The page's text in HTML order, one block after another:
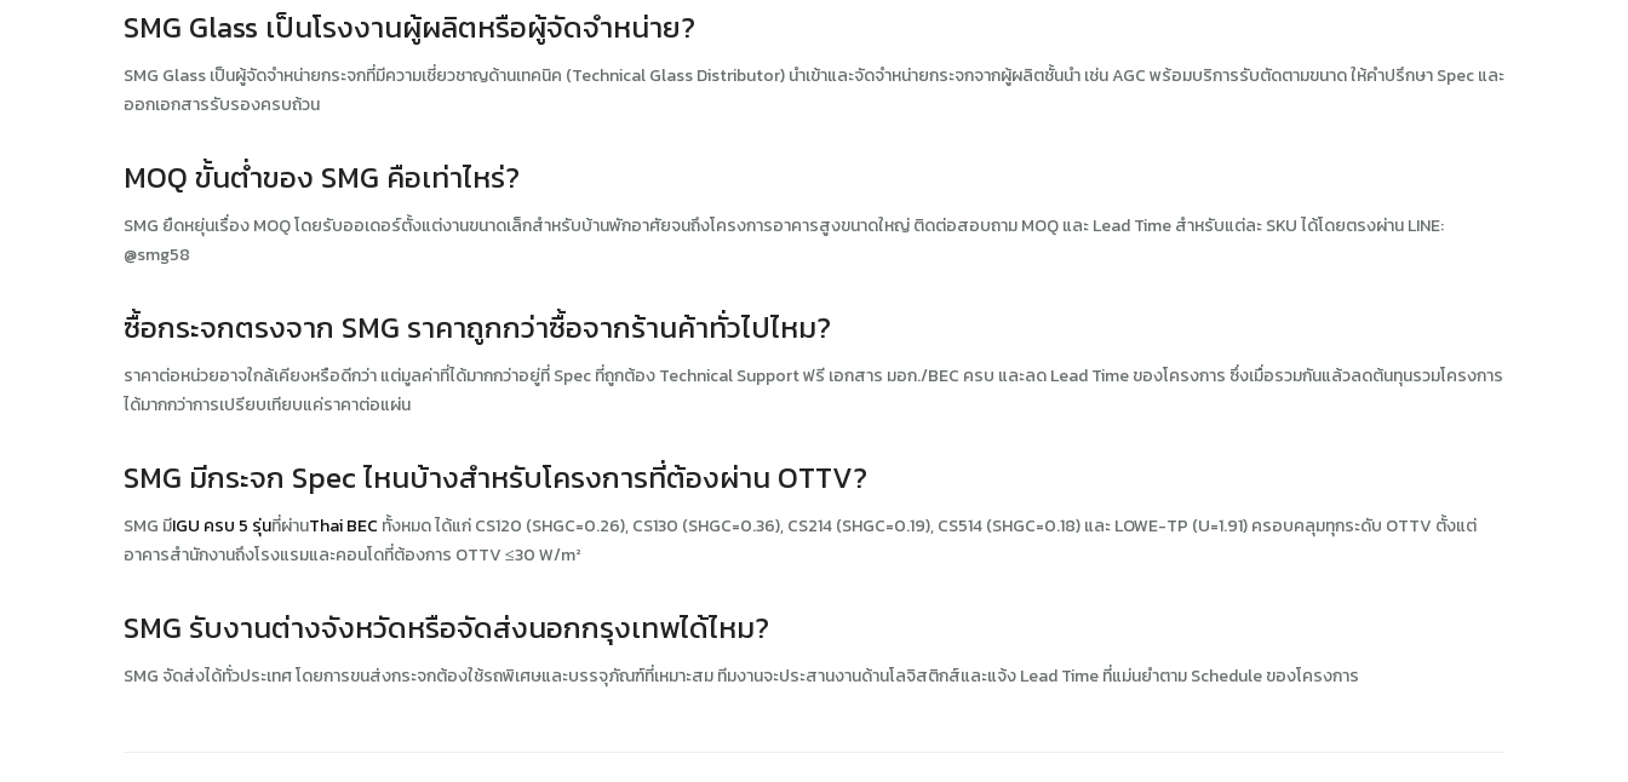
SMG Glass เป็นโรงงานผู้ผลิตหรือผู้จัดจำหน่าย?
SMG Glass เป็นผู้จัดจำหน่ายกระจกที่มีความเชี่ยวชาญด้านเทคนิค (Technical Glass Distributor) นำเข้าและจัดจำหน่ายกระจกจากผู้ผลิตชั้นนำ เช่น AGC พร้อมบริการรับตัดตามขนาด ให้คำปรึกษา Spec และ
ออกเอกสารรับรองครบถ้วน
MOQ ขั้นต่ำของ SMG คือเท่าไหร่?
SMG ยืดหยุ่นเรื่อง MOQ โดยรับออเดอร์ตั้งแต่งานขนาดเล็กสำหรับบ้านพักอาศัยจนถึงโครงการอาคารสูงขนาดใหญ่ ติดต่อสอบถาม MOQ และ Lead Time สำหรับแต่ละ SKU ได้โดยตรงผ่าน LINE:
@smg58
ซื้อกระจกตรงจาก SMG ราคาถูกกว่าซื้อจากร้านค้าทั่วไปไหม?
ราคาต่อหน่วยอาจใกล้เคียงหรือดีกว่า แต่มูลค่าที่ได้มากกว่าอยู่ที่ Spec ที่ถูกต้อง Technical Support ฟรี เอกสาร มอก./BEC ครบ และลด Lead Time ของโครงการ ซึ่งเมื่อรวมกันแล้วลดต้นทุนรวมโครงการ
ได้มากกว่าการเปรียบเทียบแค่ราคาต่อแผ่น
SMG มีกระจก Spec ไหนบ้างสำหรับโครงการที่ต้องผ่าน OTTV?
SMG มีIGU ครบ 5 รุ่นที่ผ่านThai BEC ทั้งหมด ได้แก่ CS120 (SHGC=0.26), CS130 (SHGC=0.36), CS214 (SHGC=0.19), CS514 (SHGC=0.18) และ LOWE-TP (U=1.91) ครอบคลุมทุกระดับ OTTV ตั้งแต่
อาคารสำนักงานถึงโรงแรมและคอนโดที่ต้องการ OTTV ≤30 W/m²
SMG รับงานต่างจังหวัดหรือจัดส่งนอกกรุงเทพได้ไหม?
SMG จัดส่งได้ทั่วประเทศ โดยการขนส่งกระจกต้องใช้รถพิเศษและบรรจุภัณฑ์ที่เหมาะสม ทีมงานจะประสานงานด้านโลจิสติกส์และแจ้ง Lead Time ที่แม่นยำตาม Schedule ของโครงการ